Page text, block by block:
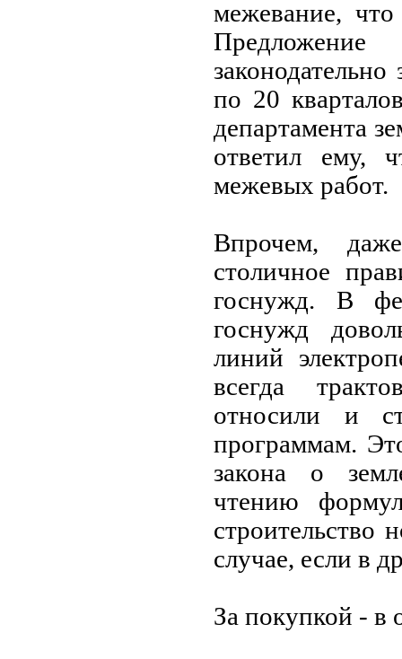
межевание,
по 20
департамента
ответил ему,
межевых работ.
Впрочем,
столичное
госнужд. В
госнужд
линий
всегда
относили и
программам.
закона о
чтению
строительство
случае, если в
За покупкой - в